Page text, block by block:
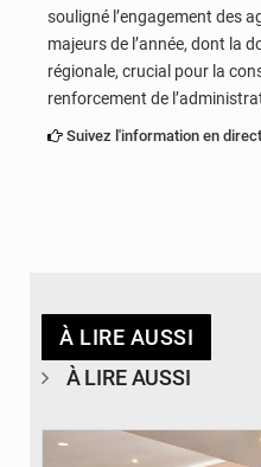
souligné l’engagement des
majeurs de l’année, dont la
régionale, crucial pour la
renforcement de
Suivez l'information en
À LIRE AUSSI
À LIRE AUSSI